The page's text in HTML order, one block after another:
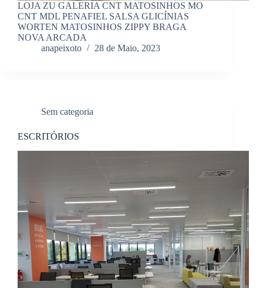
LOJA ZU GALERIA CNT MATOSINHOS MO
CNT MDL PENAFIEL SALSA GLICÍNIAS
WORTEN MATOSINHOS ZIPPY BRAGA
NOVA ARCADA
anapeixoto
28 de Maio, 2023
Sem categoria
ESCRITÓRIOS